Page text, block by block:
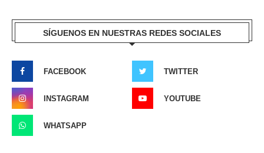
SÍGUENOS EN NUESTRAS REDES SOCIALES
FACEBOOK TWITTER
INSTAGRAM YOUTUBE
WHATSAPP